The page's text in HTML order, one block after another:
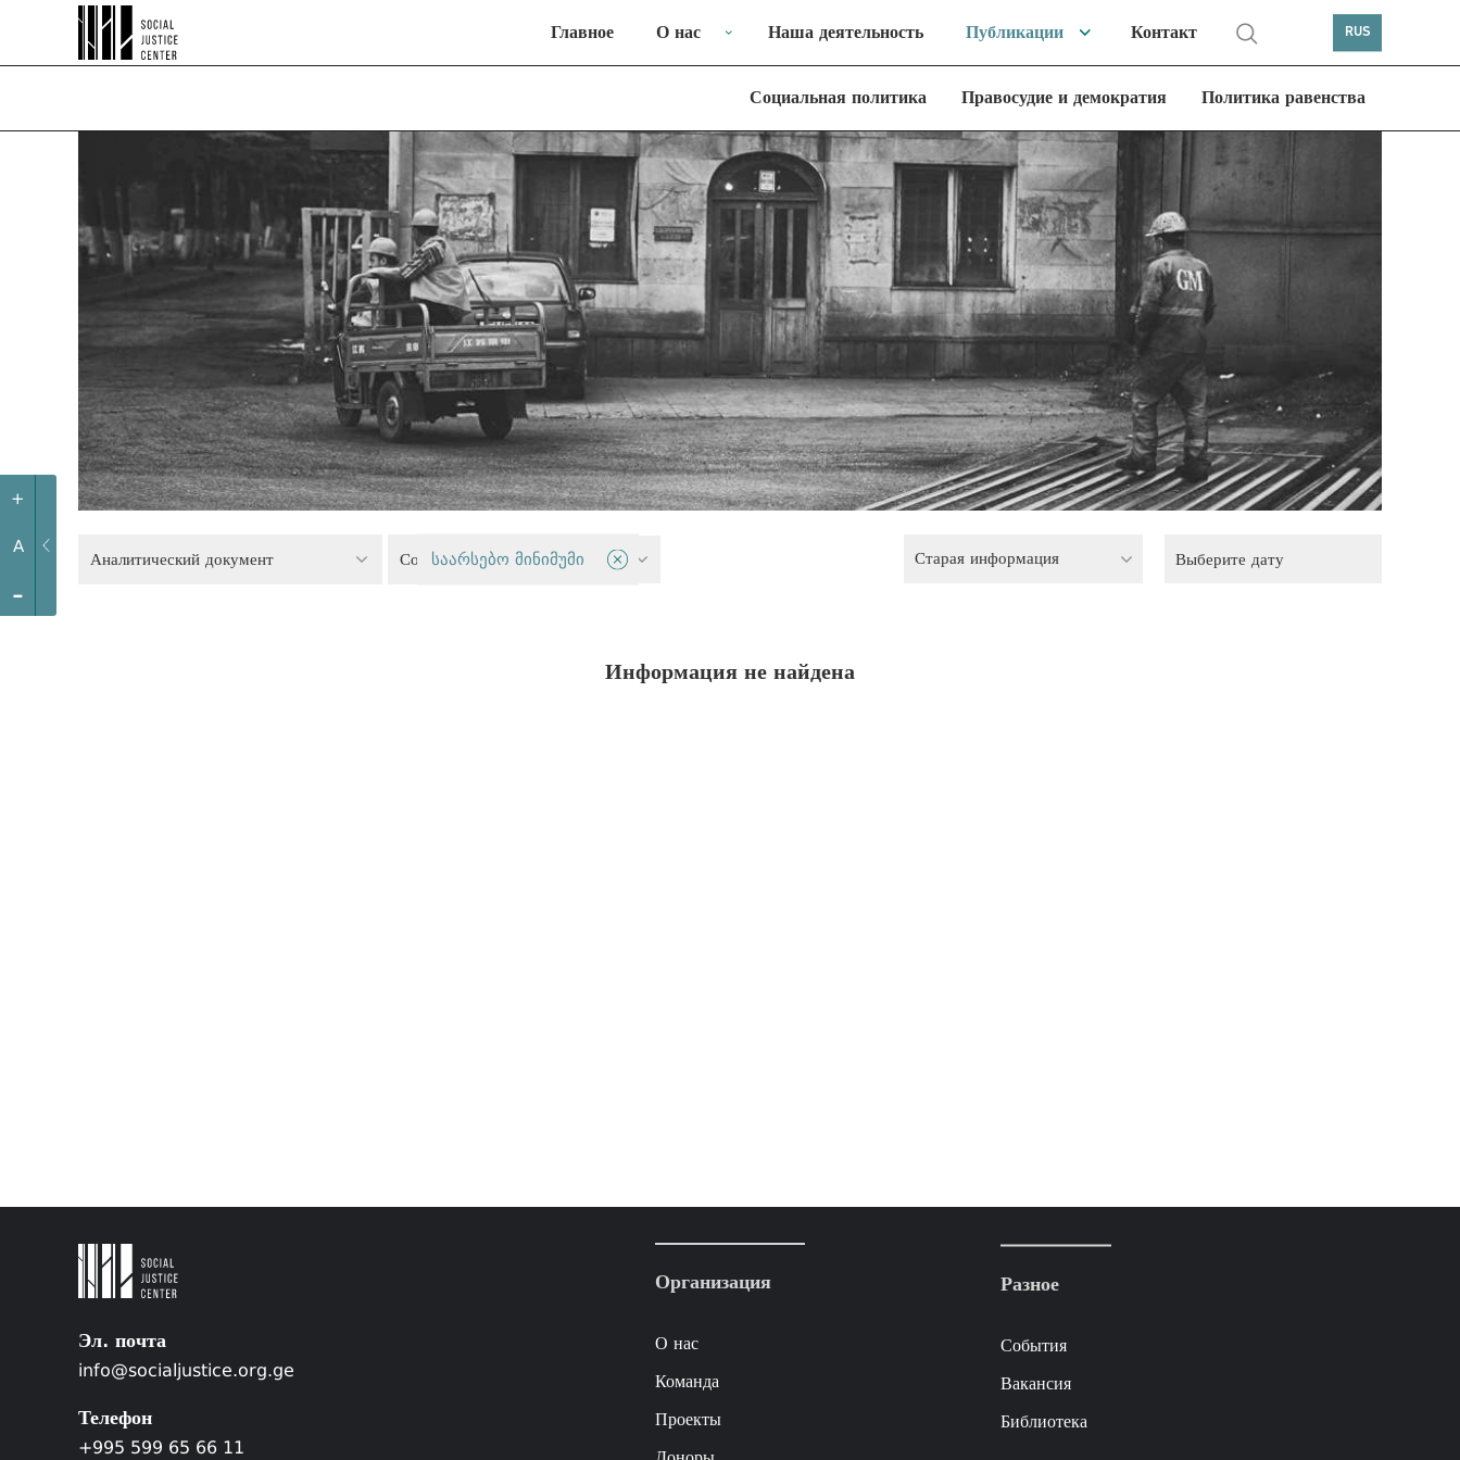
+
A
-
Главное О нас Наша деятельность Публикации Контакт RUS
Социальная политика Правосудие и демократия Политика равенства
Аналитический документ Социальная политика
საარსებო მინიმუმი Старая информация
Информация не найдена
Эл. почта
info@socialjustice.org.ge
Телефон
+995 599 65 66 11
Организация
О нас
Команда
Проекты
Разное
События
Вакансия
Библиотека